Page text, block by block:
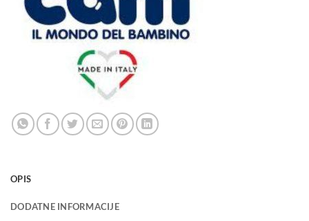
OPIS
DODATNE INFORMACIJE